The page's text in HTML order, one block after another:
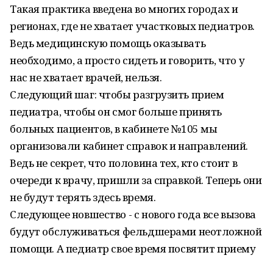
Такая практика введена во многих городах и
регионах, где не хватает уча­стковых педиатров.
Ведь медицинскую помощь оказывать
необходимо, а просто сидеть и говорить, что у
нас не хватает врачей, нельзя.
Следующий шаг: чтобы разгрузить прием
педиатра, чтобы он смог больше принять
больных пациентов, в кабинете №105 мы
организовали кабинет справок и направлений.
Ведь не секрет, что половина тех, кто стоит в
очереди к врачу, пришли за справкой. Теперь они
не будут терять здесь время.
Следующее новшество - с нового года все вызова
будут обслуживаться фельдшерами неотложной
помощи. А педиатр свое время посвятит приему